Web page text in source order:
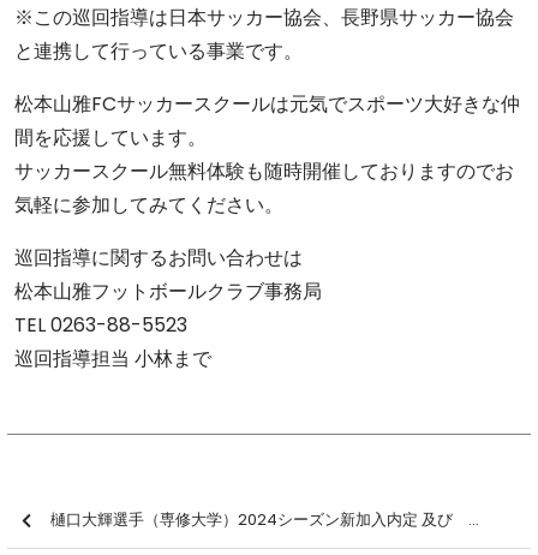
※この巡回指導は日本サッカー協会、長野県サッカー協会
と連携して行っている事業です。
松本山雅FCサッカースクールは元気でスポーツ大好きな仲
間を応援しています。
サッカースクール無料体験も随時開催しておりますのでお
気軽に参加してみてください。
巡回指導に関するお問い合わせは
松本山雅フットボールクラブ事務局
TEL 0263-88-5523
巡回指導担当 小林まで
樋口大輝選手（専修大学）2024シーズン新加入内定 及び 「ＪＦＡ・Ｊリーグ特別指定選手」承認のお知らせ